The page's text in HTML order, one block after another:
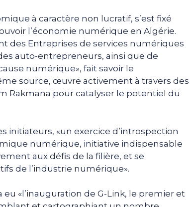
à caractère non lucratif, s’est fixé
l’économie numérique en Algérie.
des Entreprises de services numériques
auto-entrepreneurs, ainsi que de
numérique», fait savoir le
source, œuvre activement à travers des
Rakmana pour catalyser le potentiel du
initiateurs, «un exercice d’introspection
numérique, initiative indispensable
aux défis de la filière, et se
de l’industrie numérique».
«l’inauguration de G-Link, le premier et